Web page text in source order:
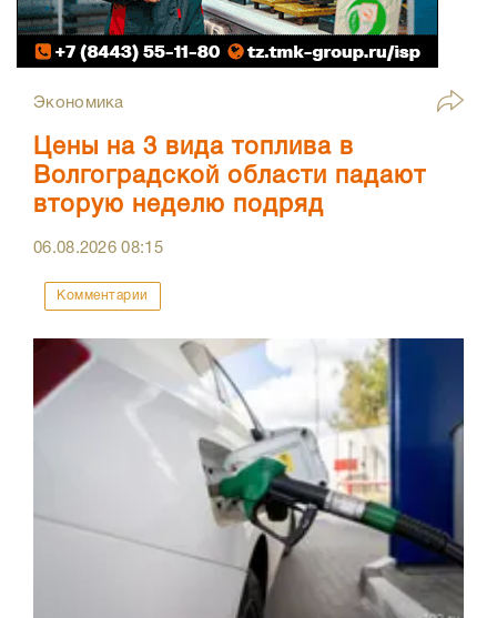
Экономика
Цены на 3 вида топлива в
Волгоградской области падают
вторую неделю подряд
06.08.202608:15
Комментарии